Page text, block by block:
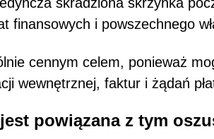
finansowych i powszechnego
cennym celem, ponieważ
wewnętrznej, faktur i żądań
powiązana z tym